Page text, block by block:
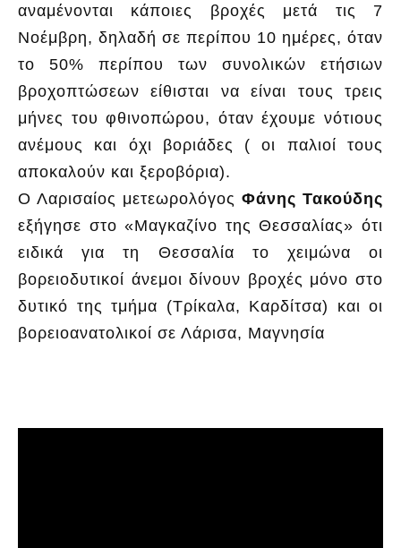
αναμένονται κάποιες βροχές μετά τις 7
Νοέμβρη, δηλαδή σε περίπου 10 ημέρες, όταν
το 50% περίπου των συνολικών ετήσιων
βροχοπτώσεων είθισται να είναι τους τρεις
μήνες του φθινοπώρου, όταν έχουμε νότιους
ανέμους και όχι βοριάδες ( οι παλιοί τους
αποκαλούν και ξεροβόρια).
Ο Λαρισαίος μετεωρολόγος Φάνης Τακούδης
εξήγησε στο «Μαγκαζίνο της Θεσσαλίας» ότι
ειδικά για τη Θεσσαλία το χειμώνα οι
βορειοδυτικοί άνεμοι δίνουν βροχές μόνο στο
δυτικό της τμήμα (Τρίκαλα, Καρδίτσα) και οι
βορειοανατολικοί σε Λάρισα, Μαγνησία